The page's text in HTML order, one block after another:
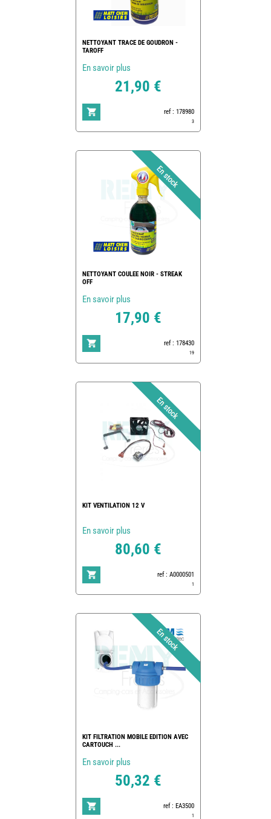
NETTOYANT TRACE DE GOUDRON -
TAROFF
En savoir plus
21,90 €
ref : 178980
3
NETTOYANT COULEE NOIR - STREAK
OFF
En savoir plus
17,90 €
ref : 178430
19
KIT VENTILATION 12 V
En savoir plus
80,60 €
ref : A0000501
1
KIT FILTRATION MOBILE EDITION AVEC
CARTOUCH ...
En savoir plus
50,32 €
ref : EA3500
1